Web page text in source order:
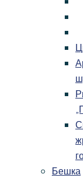
Бешка